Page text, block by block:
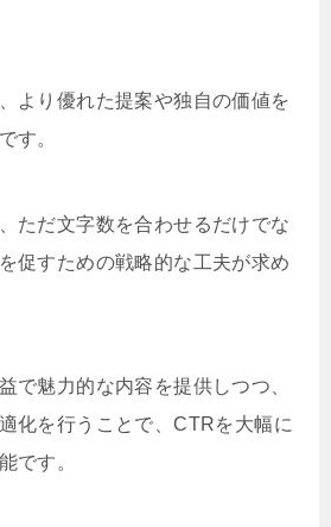
より優れた提案や独自の価値を
す。
ただ文字数を合わせるだけでな
促すための戦略的な工夫が求め
で魅力的な内容を提供しつつ、
化を行うことで、CTRを大幅に
です。